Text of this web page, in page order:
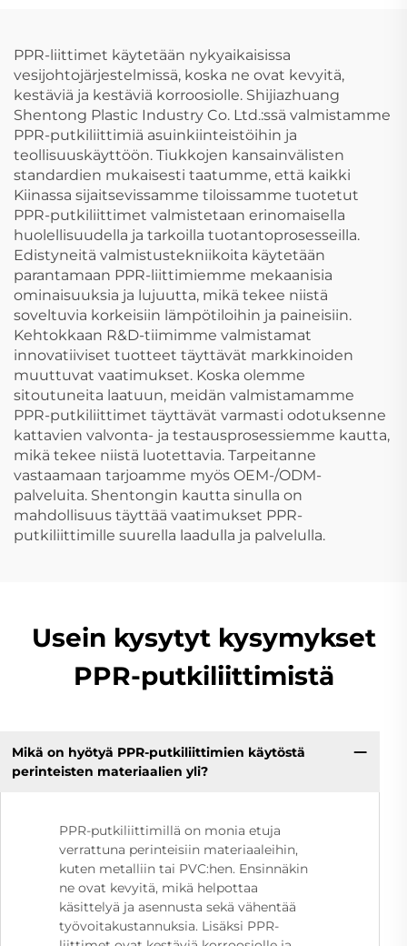
PPR-liittimet käytetään nykyaikaisissa
vesijohtojärjestelmissä, koska ne ovat kevyitä,
kestäviä ja kestäviä korroosiolle. Shijiazhuang
Shentong Plastic Industry Co. Ltd.:ssä valmistamme
PPR-putkiliittimiä asuinkiinteistöihin ja
teollisuuskäyttöön. Tiukkojen kansainvälisten
standardien mukaisesti taatumme, että kaikki
Kiinassa sijaitsevissamme tiloissamme tuotetut
PPR-putkiliittimet valmistetaan erinomaisella
huolellisuudella ja tarkoilla tuotantoprosesseilla.
Edistyneitä valmistustekniikoita käytetään
parantamaan PPR-liittimiemme mekaanisia
ominaisuuksia ja lujuutta, mikä tekee niistä
soveltuvia korkeisiin lämpötiloihin ja paineisiin.
Kehtokkaan R&D-tiimimme valmistamat
innovatiiviset tuotteet täyttävät markkinoiden
muuttuvat vaatimukset. Koska olemme
sitoutuneita laatuun, meidän valmistamamme
PPR-putkiliittimet täyttävät varmasti odotuksenne
kattavien valvonta- ja testausprosessiemme kautta,
mikä tekee niistä luotettavia. Tarpeitanne
vastaamaan tarjoamme myös OEM-/ODM-
palveluita. Shentongin kautta sinulla on
mahdollisuus täyttää vaatimukset PPR-
putkiliittimille suurella laadulla ja palvelulla.
Usein kysytyt kysymykset
PPR-putkiliittimistä
Mikä on hyötyä PPR-putkiliittimien käytöstä
perinteisten materiaalien yli?
PPR-putkiliittimillä on monia etuja
verrattuna perinteisiin materiaaleihin,
kuten metalliin tai PVC:hen. Ensinnäkin
ne ovat kevyitä, mikä helpottaa
käsittelyä ja asennusta sekä vähentää
työvoitakustannuksia. Lisäksi PPR-